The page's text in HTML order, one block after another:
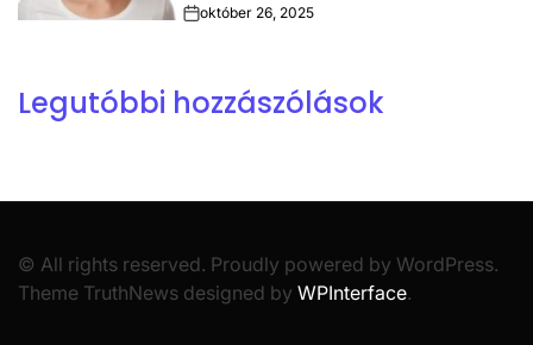
Postoktóber 26, 2025
Legutóbbi hozzászólások
© All rights reserved. Proudly powered by WordPress.
Theme TruthNews designed by WPInterface.